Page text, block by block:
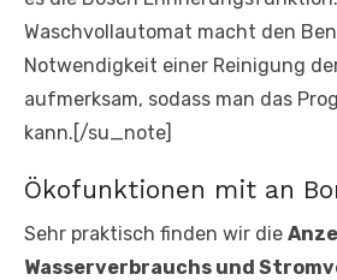
Waschvollautomat macht den
Notwendigkeit einer Reinigung
aufmerksam, sodass man das
kann.[/su_note]
Ökofunktionen mit an
Sehr praktisch finden wir die
Wasserverbrauchs und